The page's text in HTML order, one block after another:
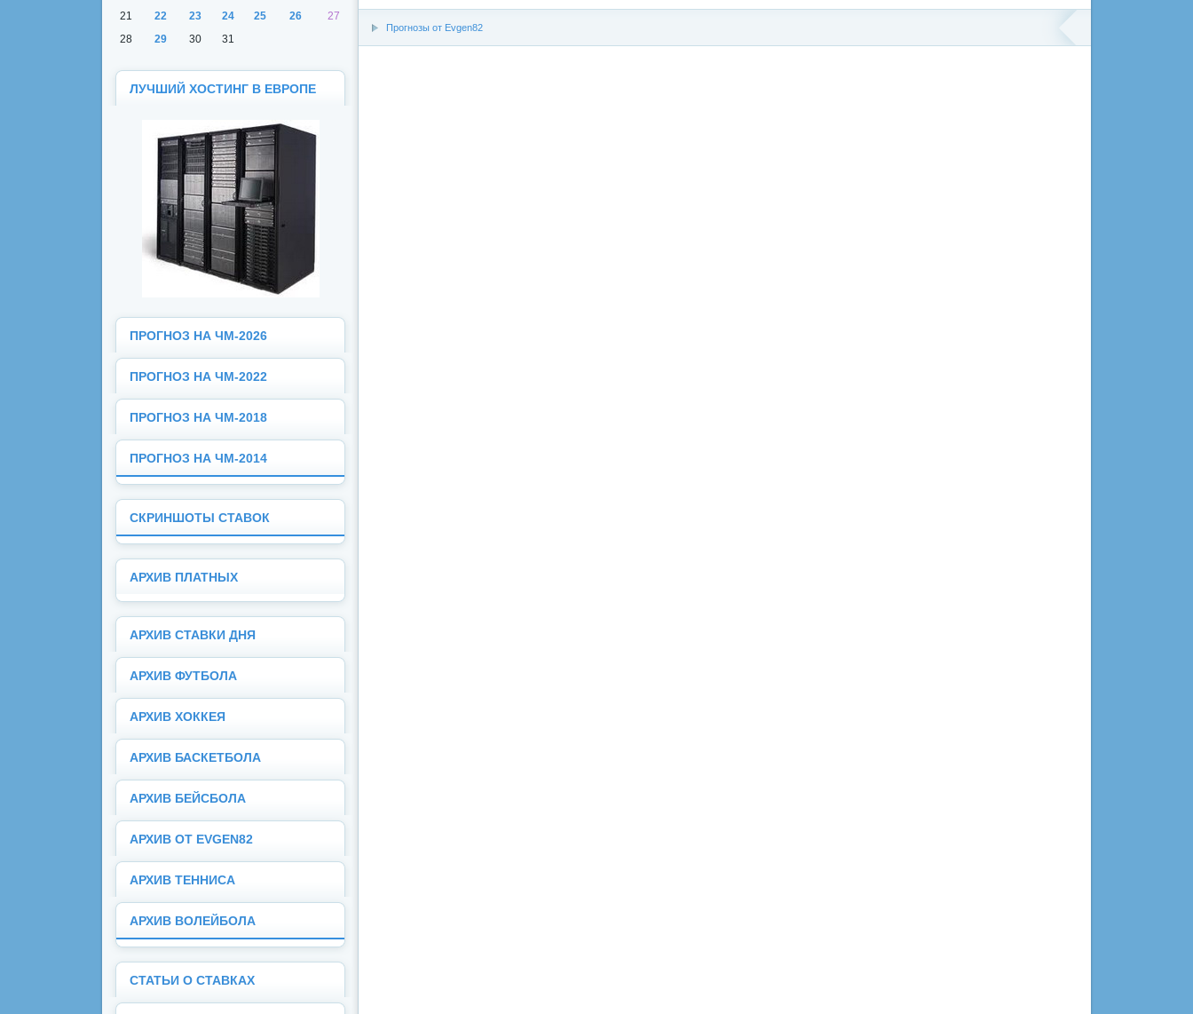
Прогнозы от Evgen82
21
22 23 24 25 26
27
28
29 30 31
ЛУЧШИЙ ХОСТИНГ В ЕВРОПЕ
ПРОГНОЗ НА ЧМ-2026
ПРОГНОЗ НА ЧМ-2022
ПРОГНОЗ НА ЧМ-2018
ПРОГНОЗ НА ЧМ-2014
СКРИНШОТЫ СТАВОК
АРХИВ ПЛАТНЫХ
АРХИВ СТАВКИ ДНЯ
АРХИВ ФУТБОЛА
АРХИВ ХОККЕЯ
АРХИВ БАСКЕТБОЛА
АРХИВ БЕЙСБОЛА
АРХИВ ОТ EVGEN82
АРХИВ ТЕННИСА
АРХИВ ВОЛЕЙБОЛА
СТАТЬИ О СТАВКАХ